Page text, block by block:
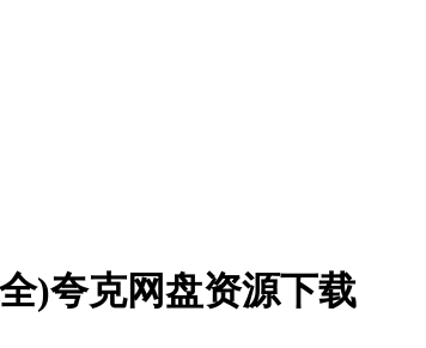
)夸克网盘资源下载